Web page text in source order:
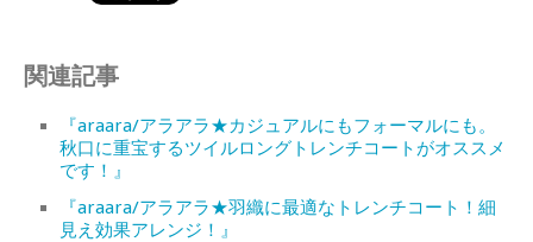
関連記事
『araara/アラアラ★カジュアルにもフォーマルにも。
秋口に重宝するツイルロングトレンチコートがオススメ
です！』
『araara/アラアラ★羽織に最適なトレンチコート！細
見え効果アレンジ！』